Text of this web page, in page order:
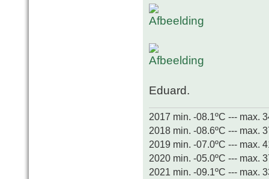
Eduard.
2017 min. -08.1ºC --- max.
2018 min. -08.6ºC --- max.
2019 min. -07.0ºC --- max.
2020 min. -05.0ºC --- max.
2021 min. -09.1ºC --- max.